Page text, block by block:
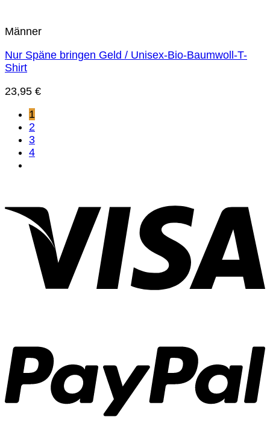
Männer
Nur Späne bringen Geld / Unisex-Bio-Baumwoll-T-
Shirt
23,95 €
1
2
3
4